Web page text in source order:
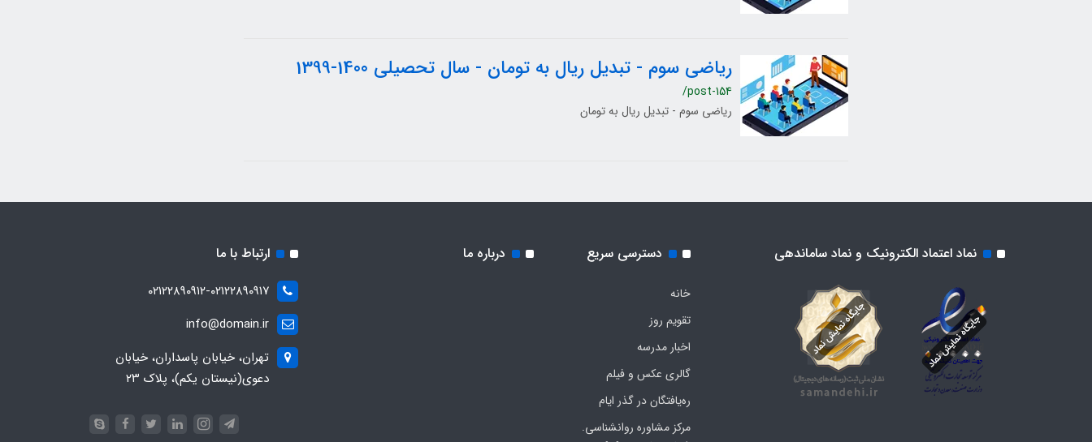
ریاضی سوم - تبدیل ریال به تومان - سال تحصیلی 1400-1399
/post-154
ریاضی سوم - تبدیل ریال به تومان
نماد اعتماد الکترونیک و نماد ساماندهی دسترسی سریع
خانه
تقویم روز
اخبار مدرسه
گالری عکس و فیلم
ره‌یافتگان در گذر ایام
مرکز مشاوره روانشناسی.
درباره ما ارتباط با ما
۰۲۱۲۲۸۹۰۹۱۲-۰۲۱۲۲۸۹۰۹۱۷
info@domain.ir
تهران، خیابان پاسداران، خیابان
دعوی(نیستان یکم)، پلاک ۲۳